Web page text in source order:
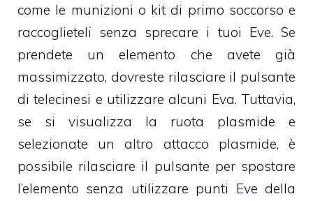
come le munizioni o kit di primo soccorso e
raccoglieteli senza sprecare i tuoi Eve. Se
prendete un elemento che avete già
massimizzato, dovreste rilasciare il pulsante
di telecinesi e utilizzare alcuni Eva. Tuttavia,
se si visualizza la ruota plasmide e
selezionate un altro attacco plasmide, è
possibile rilasciare il pulsante per spostare
l’elemento senza utilizzare punti Eve della